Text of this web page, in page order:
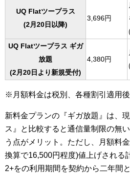
UQ Flatツープラス
(2月20日以降)
3,696円
UQ Flatツープラス ギガ
放題
(2月20日より新規受付)
4,380円
※月額料金は税別、各種割引適用
新料金プランの『ギガ放題』は、
ス』と比較すると通信量制限の無
う点がメリット。ただし、月額料
換算で16,500円程度)値上げされる
2+をの利用期間を契約から二年間